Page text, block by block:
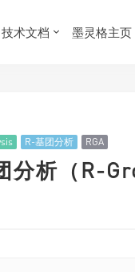
技术文档 墨灵格主页
R-基团分析 RGA
分析（R-